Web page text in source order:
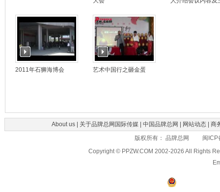
2011年石狮海博会 艺术中国行之砸金蛋
About us| 关于品牌总网国际传媒| 中国品牌总网 网站动态| 商
版权所有： 品牌总网 闽ICP
Copyright © PPZW.COM 2002-2026 All Rights